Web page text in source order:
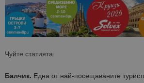
Чуйте статията:
Балчик. Една от най-посещаваните